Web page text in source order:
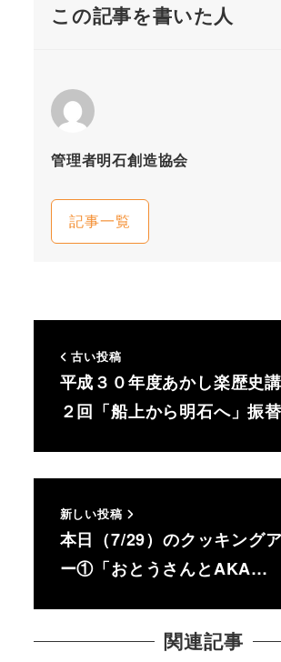
この記事を書いた人
管理者明石創造協会
記事一覧
古い投稿
平成３０年度あかし楽歴史
２回「船上から明石へ」振
新しい投稿
本日（7/29）のクッキング
ー①「おとうさんとAKA…
関連記事